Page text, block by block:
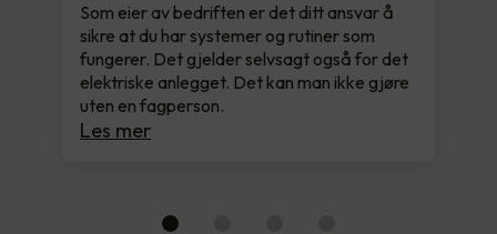
Som eier av bedriften er det ditt ansvar å
sikre at du har systemer og rutiner som
fungerer. Det gjelder selvsagt også for det
elektriske anlegget. Det kan man ikke gjøre
uten en fagperson.
Les mer